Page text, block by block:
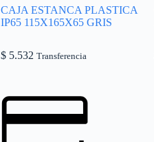
CAJA ESTANCA PLASTICA
IP65 115X165X65 GRIS
$ 5.532 Transferencia